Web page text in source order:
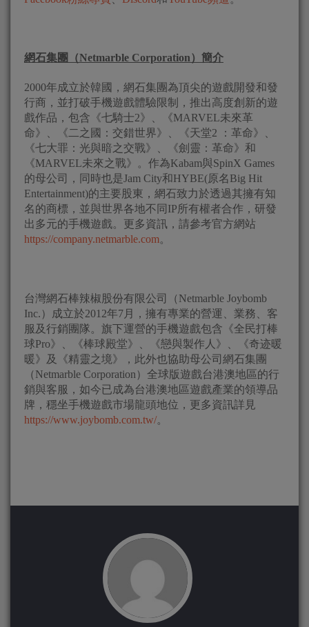
網石集團（Netmarble Corporation）簡介
2000年成立於韓國，網石集團為頂尖的遊戲開發和發
行商，並打破手機遊戲體驗限制，推出高度創新的遊
戲作品，包含《七騎士2》、《MARVEL未來革
命》、《二之國：交錯世界》、《天堂2 ：革命》、
《七大罪：光與暗之交戰》、《劍靈：革命》和
《MARVEL未來之戰》。作為Kabam與SpinX Games
的母公司，同時也是Jam City和HYBE(原名Big Hit
Entertainment)的主要股東，網石致力於透過其擁有知
名的商標，並與世界各地不同IP所有權者合作，研發
出多元的手機遊戲。更多資訊，請參考官方網站
https://company.netmarble.com。
台灣網石棒辣椒股份有限公司（Netmarble Joybomb
Inc.）成立於2012年7月，擁有專業的營運、業務、客
服及行銷團隊。旗下運營的手機遊戲包含《全民打棒
球Pro》、《棒球殿堂》、《戀與製作人》、《奇迹暖
暖》及《精靈之境》，此外也協助母公司網石集團
（Netmarble Corporation）全球版遊戲台港澳地區的行
銷與客服，如今已成為台港澳地區遊戲產業的領導品
牌，穩坐手機遊戲市場龍頭地位，更多資訊詳見
https://www.joybomb.com.tw/。